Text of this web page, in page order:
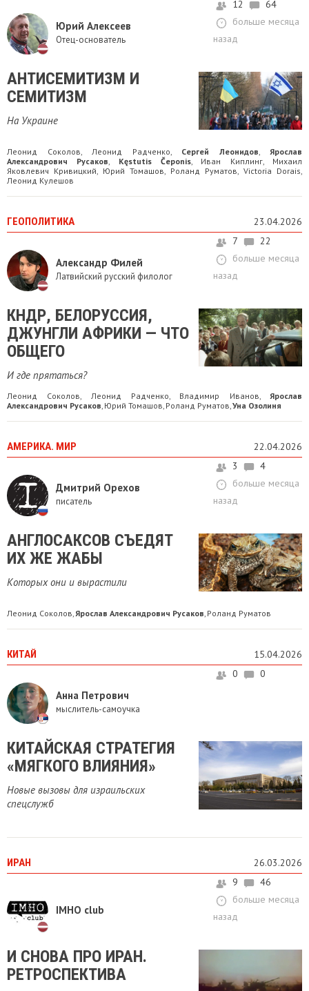
Юрий Алексеев
Отец-основатель
12
64
больше месяца
назад
​АНТИСЕМИТИЗМ И
СЕМИТИЗМ
На Украине
Леонид Соколов, Леонид Радченко, Сергей Леонидов, Ярослав
Александрович Русаков, Kęstutis Čeponis, Иван Киплинг, Михаил
Яковлевич Кривицкий, Юрий Томашов, Роланд Руматов, Victoria Dorais,
Леонид Кулешов
ГЕОПОЛИТИКА 23.04.2026
Александр Филей
Латвийский русский филолог
7
22
больше месяца
назад
КНДР, БЕЛОРУССИЯ,
ДЖУНГЛИ АФРИКИ — ЧТО
ОБЩЕГО
И где прятаться?
Леонид Соколов, Леонид Радченко, Владимир Иванов,Ярослав
Александрович Русаков, Юрий Томашов, Роланд Руматов,Уна Озолиня
АМЕРИКА. МИР 22.04.2026
Дмитрий Орехов
писатель
3
4
больше месяца
назад
АНГЛОСАКСОВ СЪЕДЯТ
ИХ ЖЕ ЖАБЫ
Которых они и вырастили
Леонид Соколов Ярослав Александрович Русаков Роланд Руматов
КИТАЙ 15.04.2026
Анна Петрович
мыслитель-самоучка
0 0
КИТАЙСКАЯ СТРАТЕГИЯ
«МЯГКОГО ВЛИЯНИЯ»
Новые вызовы для израильских
спецслужб
ИРАН 26.03.2026
IMHO club
9
46
больше месяца
назад
И СНОВА ПРО ИРАН.
РЕТРОСПЕКТИВА